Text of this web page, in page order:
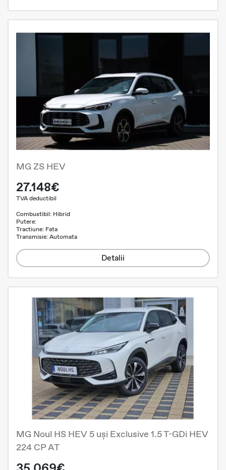
MG ZS HEV
27.148€
TVA deductibil
Combustibil: Hibrid
Putere:
Tractiune: Fata
Transmisie: Automata
Detalii
MG Noul HS HEV 5 uși Exclusive 1.5 T-GDi HEV
224 CP AT